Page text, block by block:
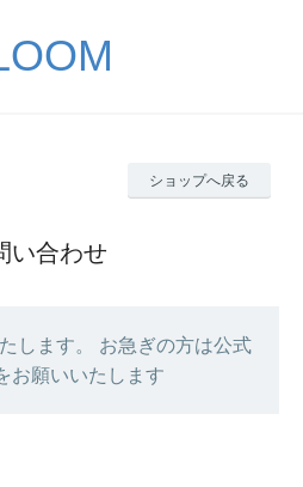
ショップへ戻る
い合わせ
します。 お急ぎの方は公式
お願いいたします